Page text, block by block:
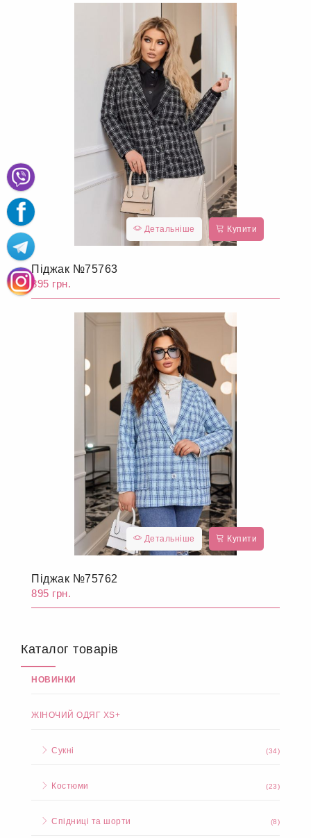
Детальніше Купити
Піджак №75763
895 грн.
Детальніше Купити
Піджак №75762
895 грн.
Каталог товарів
НОВИНКИ
ЖІНОЧИЙ ОДЯГ XS+
Сукні (34)
Костюми (23)
Спідниці та шорти (8)